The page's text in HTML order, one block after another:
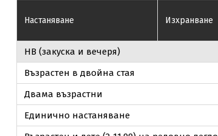
Настаняване Изхранване
НВ (закуска и вечеря)
Възрастен в двойна стая
Двама възрастни
Единично настаняване